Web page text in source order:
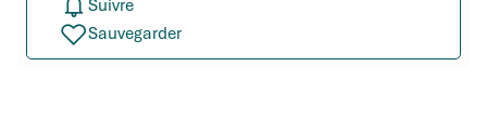
Suivre
Sauvegarder